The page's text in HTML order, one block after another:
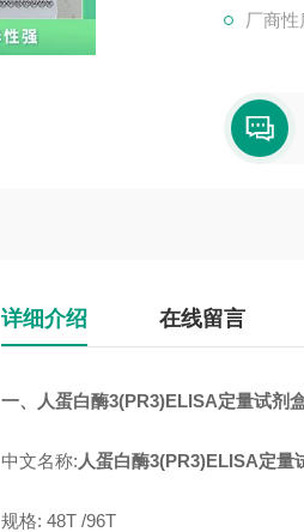
厂商性
详细介绍 在线留言
一、人蛋白酶3(PR3)ELISA定量试剂
中文名称: 人蛋白酶3(PR3)ELISA定量
规格: 48T /96T